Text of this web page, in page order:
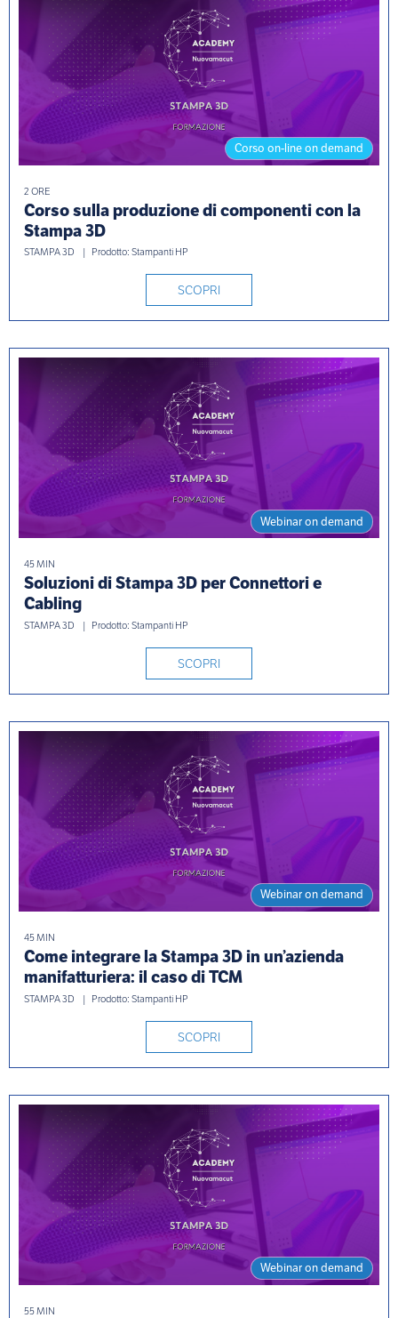
Corso on-line on demand
2 ORE
Corso sulla produzione di componenti con la
Stampa 3D
STAMPA 3D Prodotto: Stampanti HP
SCOPRI
Webinar on demand
45 MIN
Soluzioni di Stampa 3D per Connettori e
Cabling
STAMPA 3D Prodotto: Stampanti HP
SCOPRI
Webinar on demand
45 MIN
Come integrare la Stampa 3D in un’azienda
manifatturiera: il caso di TCM
STAMPA 3D Prodotto: Stampanti HP
SCOPRI
Webinar on demand
55 MIN